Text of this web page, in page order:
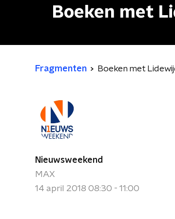
Boeken met
Fragmenten Boeken met
Nieuwsweekend
MAX
14 april 2018 08:30 - 11:00